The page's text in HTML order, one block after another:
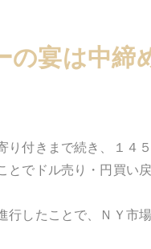
の宴は中締
り付きまで続き、１４
とでドル売り・円買い
行したことで、ＮＹ市